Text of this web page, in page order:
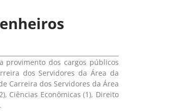
provimento dos cargos públicos
dos Servidores da Área da
Carreira dos Servidores da Área
Ciências Econômicas (1), Direito